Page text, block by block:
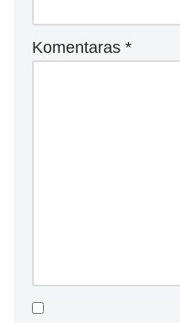
Komentaras *